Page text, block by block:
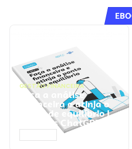
GESTÃO FINANCEIRA
Faça a análise
financeira e atinja o
ponto de equilíbrio |
Prompts ChatGPT